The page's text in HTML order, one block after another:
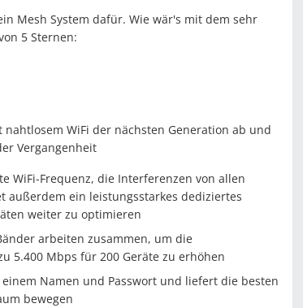
Mesh System dafür. Wie wär's mit dem sehr
5 Sternen:
nahtlosem WiFi der nächsten Generation ab und
Vergangenheit
WiFi-Frequenz, die Interferenzen von allen
außerdem ein leistungsstarkes dediziertes
weiter zu optimieren
arbeiten zusammen, um die
5.400 Mbps für 200 Geräte zu erhöhen
Namen und Passwort und liefert die besten
bewegen